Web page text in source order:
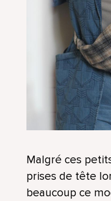
Malgré ces
prises de tête
beaucoup ce